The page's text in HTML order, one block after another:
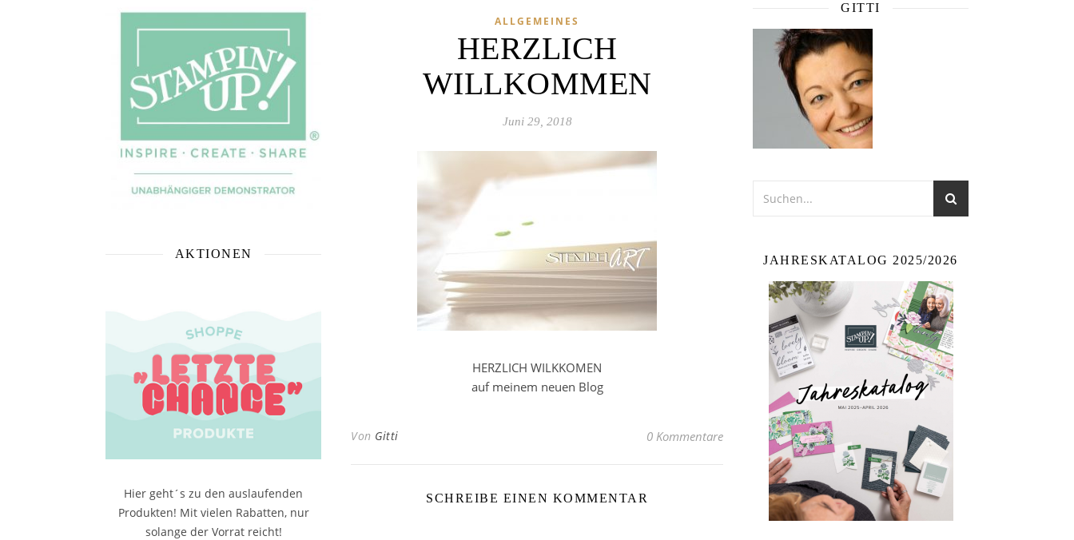
AKTIONEN
Hier geht´s zu den auslaufenden
Produkten! Mit vielen Rabatten, nur
solange der Vorrat reicht!
ALLGEMEINES
HERZLICH
WILLKOMMEN
Juni 29, 2018
HERZLICH WILKKOMEN
auf meinem neuen Blog
Von Gitti 0 Kommentare
SCHREIBE EINEN KOMMENTAR
GITTI
JAHRESKATALOG 2025/2026